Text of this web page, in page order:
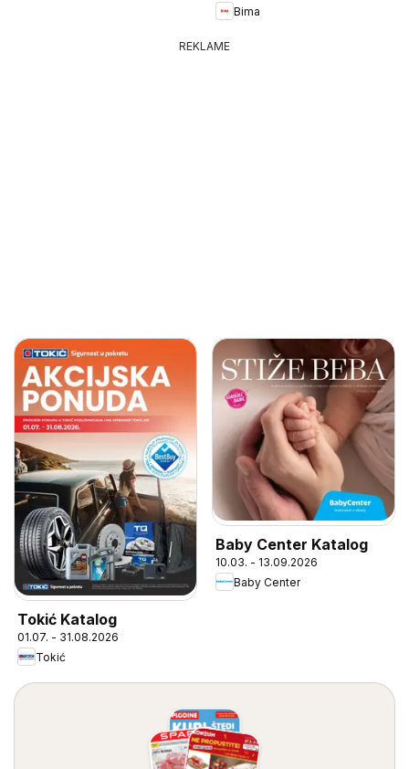
Bima
REKLAME
Tokić Katalog
01.07. - 31.08.2026
Tokić
Baby Center Katalog
10.03. - 13.09.2026
Baby Center